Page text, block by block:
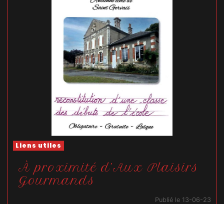
Liens utiles
À proximité d’Aux Plaisirs
Gourmands
Publié le 13-06-23